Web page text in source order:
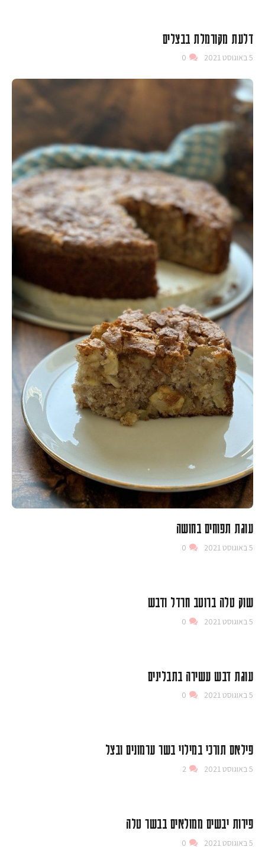
דלעת מקורמלת בבצלים
5 באוגוסט 2021 0
עוגת תפוחים בחושה
5 באוגוסט 2021 0
שוק טלה ברוטב חרדל ודבש
5 באוגוסט 2021 0
עוגת דבש עשירה בתבלינים
5 באוגוסט 2021 0
פילאס תורכי במילוי בשר ערמונים ובצל
5 באוגוסט 2021 2
פירות יבשים ממולאים בבשר טלה
5 באוגוסט 2021 0